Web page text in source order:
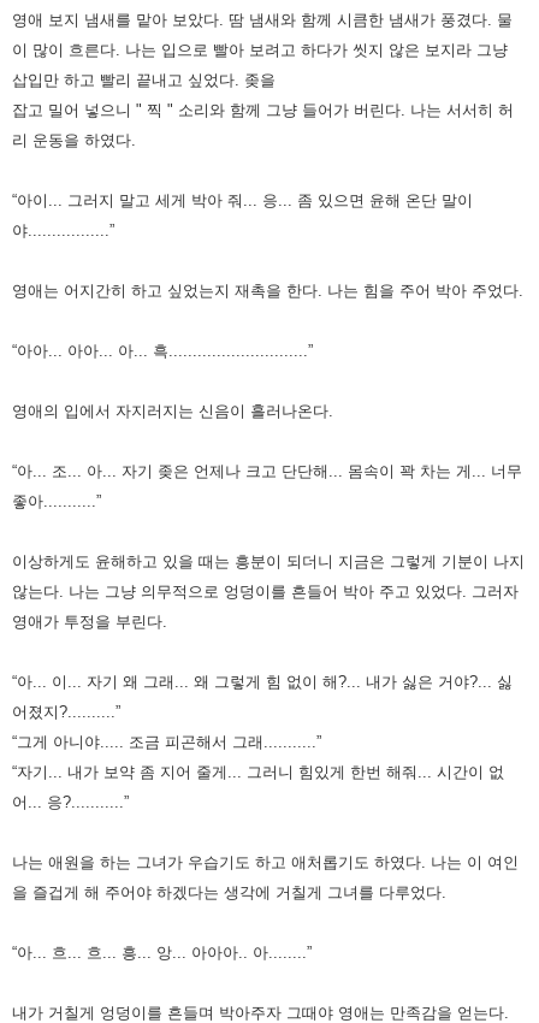
영애 보지 냄새를 맡아 보았다. 땀 냄새와 함께 시큼한 냄새가 풍겼다. 물
이 많이 흐른다. 나는 입으로 빨아 보려고 하다가 씻지 않은 보지라 그냥
삽입만 하고 빨리 끝내고 싶었다. 좆을
잡고 밀어 넣으니 " 찍 " 소리와 함께 그냥 들어가 버린다. 나는 서서히 허
리 운동을 하였다.
“아이... 그러지 말고 세게 박아 줘... 응... 좀 있으면 윤해 온단 말이
야.................”
영애는 어지간히 하고 싶었는지 재촉을 한다. 나는 힘을 주어 박아 주었다.
“아아... 아아... 아... 흑.............................”
영애의 입에서 자지러지는 신음이 흘러나온다.
“아... 조... 아... 자기 좆은 언제나 크고 단단해... 몸속이 꽉 차는 게... 너무
좋아...........”
이상하게도 윤해하고 있을 때는 흥분이 되더니 지금은 그렇게 기분이 나지
않는다. 나는 그냥 의무적으로 엉덩이를 흔들어 박아 주고 있었다. 그러자
영애가 투정을 부린다.
“아... 이... 자기 왜 그래... 왜 그렇게 힘 없이 해?... 내가 싫은 거야?... 싫
어졌지?..........”
“그게 아니야..... 조금 피곤해서 그래...........”
“자기... 내가 보약 좀 지어 줄게... 그러니 힘있게 한번 해줘... 시간이 없
어... 응?...........”
나는 애원을 하는 그녀가 우습기도 하고 애처롭기도 하였다. 나는 이 여인
을 즐겁게 해 주어야 하겠다는 생각에 거칠게 그녀를 다루었다.
“아... 흐... 흐... 흥... 앙... 아아아.. 아........”
내가 거칠게 엉덩이를 흔들며 박아주자 그때야 영애는 만족감을 얻는다.